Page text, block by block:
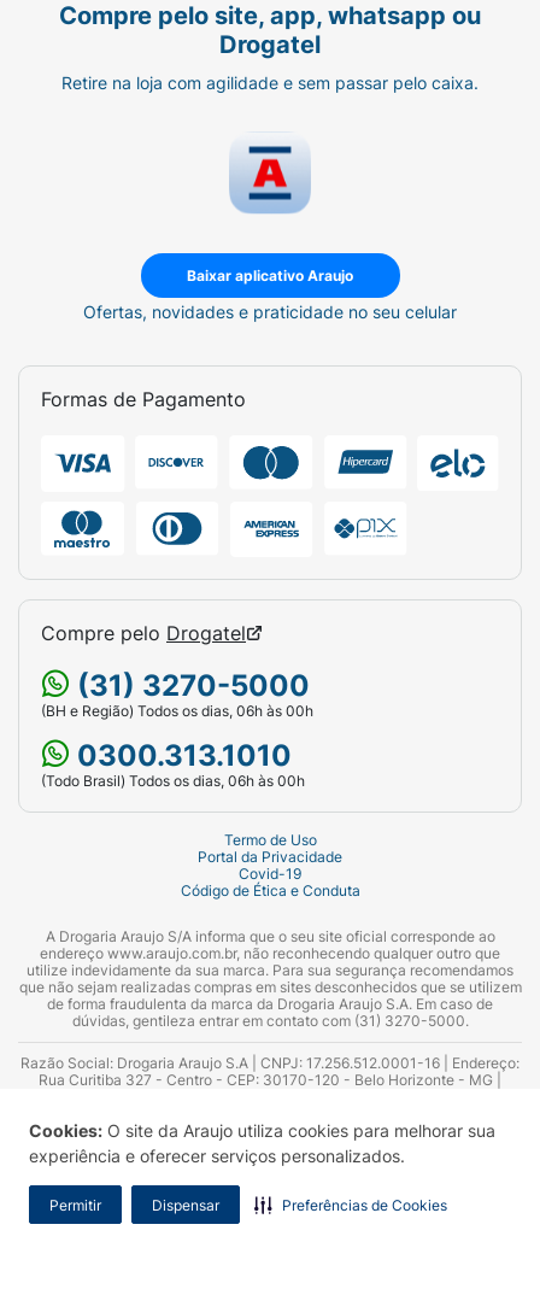
Cookies: O site da Araujo utiliza cookies para melhorar sua
experiência e oferecer serviços personalizados.
Permitir Dispensar Preferências de Cookies
Compre pelo site, app, whatsapp ou
Drogatel
Retire na loja com agilidade e sem passar pelo caixa.
Baixar aplicativo Araujo
Ofertas, novidades e praticidade no seu celular
Formas de Pagamento
Compre pelo Drogatel
(31) 3270-5000
(BH e Região) Todos os dias, 06h às 00h
0300.313.1010
(Todo Brasil) Todos os dias, 06h às 00h
Termo de Uso
Portal da Privacidade
Covid-19
Código de Ética e Conduta
A Drogaria Araujo S/A informa que o seu site oficial corresponde ao
endereço www.araujo.com.br, não reconhecendo qualquer outro que
utilize indevidamente da sua marca. Para sua segurança recomendamos
que não sejam realizadas compras em sites desconhecidos que se utilizem
de forma fraudulenta da marca da Drogaria Araujo S.A. Em caso de
dúvidas, gentileza entrar em contato com (31) 3270-5000.
Razão Social: Drogaria Araujo S.A | CNPJ: 17.256.512.0001-16 | Endereço:
Rua Curitiba 327 - Centro - CEP: 30170-120 - Belo Horizonte - MG |
Azevedo Guimarães – CRF 10.965 | Yasmin Silva Alvarenga – CRF 52.584 -
Consultor substituto: Thiago Aguiar Pinheiro - CRF Nº 13.748. Alvará
Sanitário: 2025020713 | Autorização de Funcionamento da Empresa (AFE):